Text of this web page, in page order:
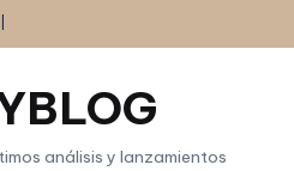
análisis y lanzamientos